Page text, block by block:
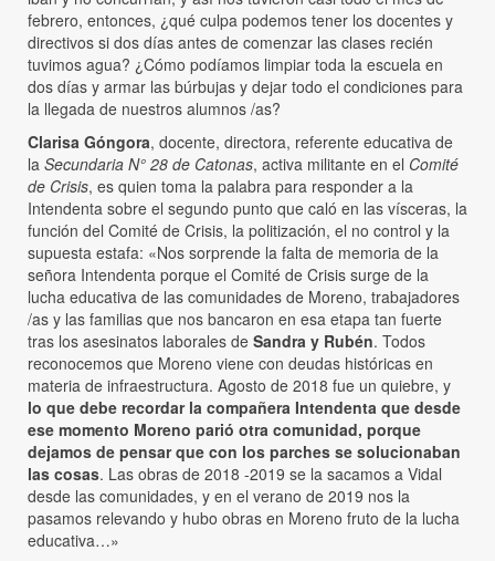
febrero, entonces, ¿qué culpa podemos tener los docentes y
directivos si dos días antes de comenzar las clases recién
tuvimos agua? ¿Cómo podíamos limpiar toda la escuela en
dos días y armar las búrbujas y dejar todo el condiciones para
la llegada de nuestros alumnos /as?
Clarisa Góngora, docente, directora, referente educativa de
la Secundaria N° 28 de Catonas, activa militante en el Comité
de Crisis, es quien toma la palabra para responder a la
Intendenta sobre el segundo punto que caló en las vísceras, la
función del Comité de Crisis, la politización, el no control y la
supuesta estafa: «Nos sorprende la falta de memoria de la
señora Intendenta porque el Comité de Crisis surge de la
lucha educativa de las comunidades de Moreno, trabajadores
/as y las familias que nos bancaron en esa etapa tan fuerte
tras los asesinatos laborales de Sandra y Rubén. Todos
reconocemos que Moreno viene con deudas históricas en
materia de infraestructura. Agosto de 2018 fue un quiebre, y
lo que debe recordar la compañera Intendenta que desde
ese momento Moreno parió otra comunidad, porque
dejamos de pensar que con los parches se solucionaban
las cosas. Las obras de 2018 -2019 se la sacamos a Vidal
desde las comunidades, y en el verano de 2019 nos la
pasamos relevando y hubo obras en Moreno fruto de la lucha
educativa…»